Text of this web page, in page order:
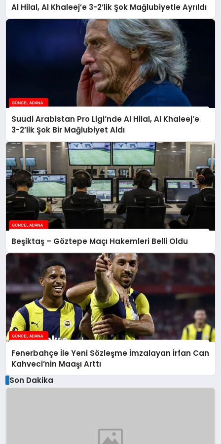
Al Hilal, Al Khaleej’e 3-2’lik Şok Mağlubiyetle Ayrıldı
Suudi Arabistan Pro Ligi’nde Al Hilal, Al Khaleej’e
3-2’lik Şok Bir Mağlubiyet Aldı
Beşiktaş – Göztepe Maçı Hakemleri Belli Oldu
Fenerbahçe İle Yeni Sözleşme İmzalayan İrfan Can
Kahveci’nin Maaşı Arttı
Son Dakika